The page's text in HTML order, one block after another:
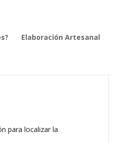
Elaboración Artesanal
para localizar la